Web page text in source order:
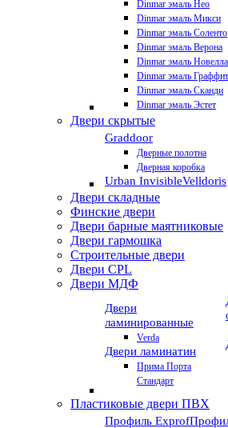
Dinmar эмаль Нео
Dinmar эмаль Микси
Dinmar эмаль Соленто
Dinmar эмаль Верона
Dinmar эмаль Новелла
Dinmar эмаль
Dinmar эмаль Сканди
Dinmar эмаль Эстет
Двери скрытые
Graddoor
Дверные полотна
Дверная коробка
Urban InvisibleVelldoris
Двери складные
Финские двери
Двери барные маятниковые
Двери гармошка
Строительные двери
Двери CРL
Двери МДФ
Двери
ламинированные
Verda
Двери ламинатин
Прима Порта
Стандарт
Пластиковые двери ПВХ
Профиль Exprof